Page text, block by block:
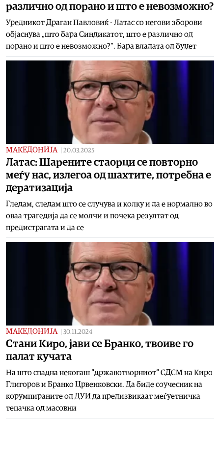
различно од порано и што е невозможно?
Уредникот Драган Павловиќ - Латас со негови зборови
објаснува „што бара Синдикатот, што е различно од
порано и што е невозможно?“. Бара владата од буџет
МАКЕДОНИЈА 20.03.2025
Латас: Шарените стаорци се повторно
меѓу нас, излегоа од шахтите, потребна е
дератизација
Гледам, следам што се случува и колку и да е нормално во
оваа трагедија да се молчи и почека резултат од
предистрагата и да се
МАКЕДОНИЈА 30.11.2024
Стани Киро, јави се Бранко, твоиве го
палат кучата
На што спадна некогаш “државотворниот“ СДСМ на Киро
Глигоров и Бранко Црвенковски. Да биде соучесник на
корумпираните од ДУИ да предизвикаат меѓуетничка
тепачка од масовни